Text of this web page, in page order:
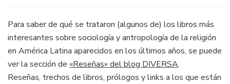
Para saber de qué se trataron (algunos de) los libros más
interesantes sobre sociología y antropología de la religión
en América Latina aparecidos en los últimos años, se puede
ver la sección de «Reseñas» del blog DIVERSA.
Reseñas, trechos de libros, prólogos y links a los que están